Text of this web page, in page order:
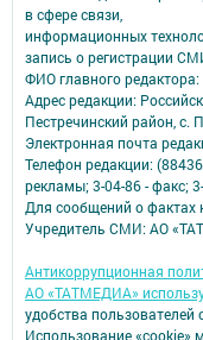
в сфере связи,
информационных
запись о регистрации
ФИО главного
Адрес редакции:
Пестречинский район, с.
Электронная почта
Телефон редакции:
рекламы; 3-04-86 - факс;
Для сообщений о фактах
Учредитель СМИ: АО
Антикоррупционная
АО «ТАТМЕДИА»
удобства пользователей
Использование «cookie»